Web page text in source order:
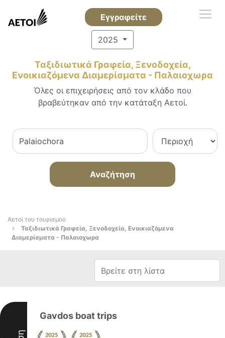
Εγγραφείτε
2025
Ταξιδιωτικά Γραφεία, Ξενοδοχεία,
Ενοικιαζόμενα Διαμερίσματα - Παλαιοχωρα
Όλες οι επιχειρήσεις από τον κλάδο που
βραβεύτηκαν από την κατάταξη Αετοί.
Αναζήτηση
Αετοί του τουρισμού
Ταξιδιωτικά Γραφεία, Ξενοδοχεία, Ενοικιαζόμενα
Διαμερίσματα - Παλαιοχωρα
Gavdos boat trips